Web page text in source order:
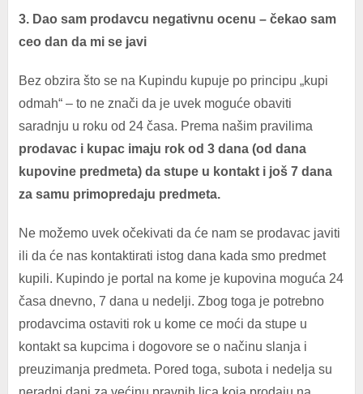
3. Dao sam prodavcu negativnu ocenu – čekao sam
ceo dan da mi se javi
Bez obzira što se na Kupindu kupuje po principu „kupi
odmah“ – to ne znači da je uvek moguće obaviti
saradnju u roku od 24 časa. Prema našim pravilima
prodavac i kupac imaju rok od 3 dana (od dana
kupovine predmeta) da stupe u kontakt i još 7 dana
za samu primopredaju predmeta.
Ne možemo uvek očekivati da će nam se prodavac javiti
ili da će nas kontaktirati istog dana kada smo predmet
kupili. Kupindo je portal na kome je kupovina moguća 24
časa dnevno, 7 dana u nedelji. Zbog toga je potrebno
prodavcima ostaviti rok u kome ce moći da stupe u
kontakt sa kupcima i dogovore se o načinu slanja i
preuzimanja predmeta. Pored toga, subota i nedelja su